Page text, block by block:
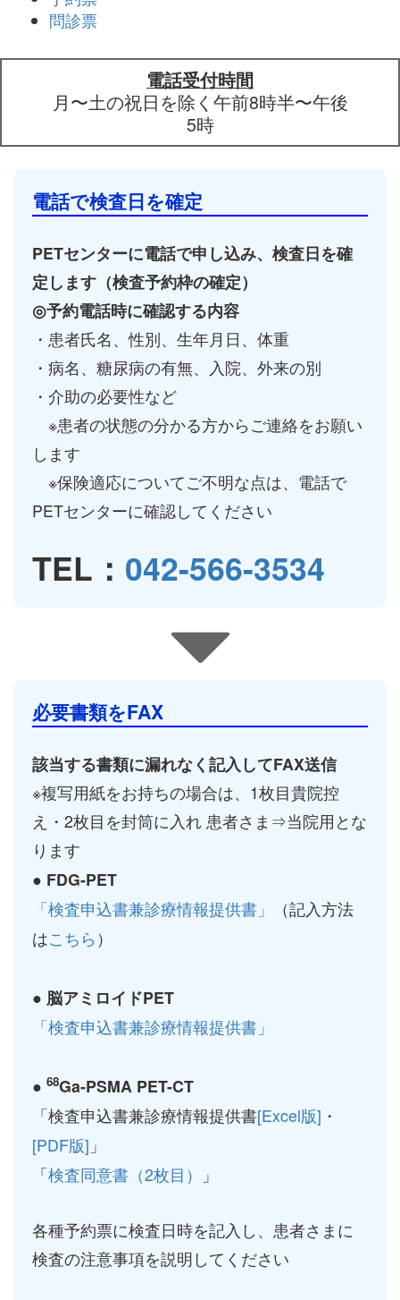
問診票
電話受付時間
月〜土の祝日を除く午前8時半〜午後
5時
電話で検査日を確定
PETセンターに電話で申し込み、検査日を確
定します（検査予約枠の確定）
◎予約電話時に確認する内容
・患者氏名、性別、生年月日、体重
・病名、糖尿病の有無、入院、外来の別
・介助の必要性など
※患者の状態の分かる方からご連絡をお願い
します
※保険適応についてご不明な点は、電話で
PETセンターに確認してください
TEL： 042-566-3534
必要書類をFAX
該当する書類に漏れなく記入してFAX送信
※複写用紙をお持ちの場合は、1枚目貴院控
え・2枚目を封筒に入れ 患者さま⇒当院用とな
ります
● FDG-PET
「検査申込書兼診療情報提供書」
（記入方法
はこちら ）
● 脳アミロイドPET
「検査申込書兼診療情報提供書」
● 68Ga-PSMA PET-CT
「検査申込書兼診療情報提供書[Excel版] ・
[PDF版] 」
「検査同意書（2枚目） 」
各種予約票に検査日時を記入し、患者さまに
検査の注意事項を説明してください